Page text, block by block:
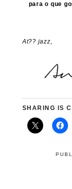
para o que
At?? jazz,
SHARING IS